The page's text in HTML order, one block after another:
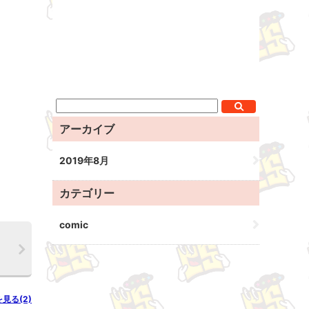
見る(2)
アーカイブ
2019年8月
カテゴリー
comic